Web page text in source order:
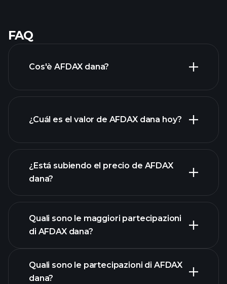
FAQ
Cos'è AFDAX dana?
¿Cuál es el valor de AFDAX dana hoy?
gráfico avanzado
¿Está subiendo el precio de AFDAX
dana?
Quali sono le maggiori partecipazioni
di AFDAX dana?
Quali sono le partecipazioni di AFDAX
dana?